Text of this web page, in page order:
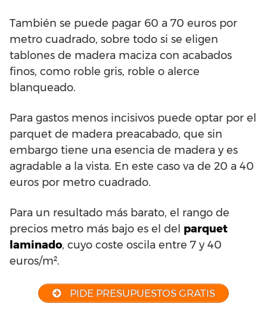
También se puede pagar 60 a 70 euros por
metro cuadrado, sobre todo si se eligen
tablones de madera maciza con acabados
finos, como roble gris, roble o alerce
blanqueado.
Para gastos menos incisivos puede optar por el
parquet de madera preacabado, que sin
embargo tiene una esencia de madera y es
agradable a la vista. En este caso va de 20 a 40
euros por metro cuadrado.
Para un resultado más barato, el rango de
precios metro más bajo es el del parquet
laminado, cuyo coste oscila entre 7 y 40
euros/m².
PIDE PRESUPUESTOS GRATIS